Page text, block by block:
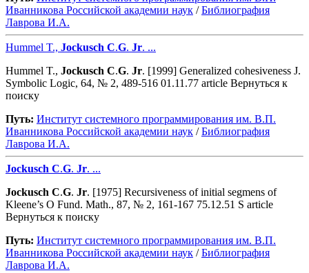
Иванникова Роcсийской академии наук /Библиография
Лаврова И.А.
Hummel T., Jockusch C.G. Jr. ...
Hummel T., Jockusch C.G. Jr. [1999] Generalized cohesiveness J.
Symbolic Logic, 64, № 2, 489-516 01.11.77 article Вернуться к
поиску
Путь: Институт системного программирования им. В.П.
Иванникова Роcсийской академии наук /Библиография
Лаврова И.А.
Jockusch C.G. Jr. ...
Jockusch C.G. Jr. [1975] Recursiveness of initial segmens of
Kleene’s O Fund. Math., 87, № 2, 161-167 75.12.51 S article
Вернуться к поиску
Путь: Институт системного программирования им. В.П.
Иванникова Роcсийской академии наук /Библиография
Лаврова И.А.